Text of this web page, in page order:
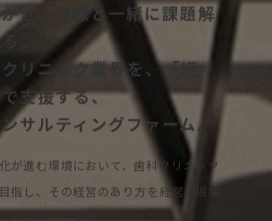
き、皆様と一緒に課題解
。
リニック業界を、「経
支援する、
ンサルティングファーム。
が進む環境において、歯科クリニック
指し、その経営のあり方を経営の現場
イスいたします。